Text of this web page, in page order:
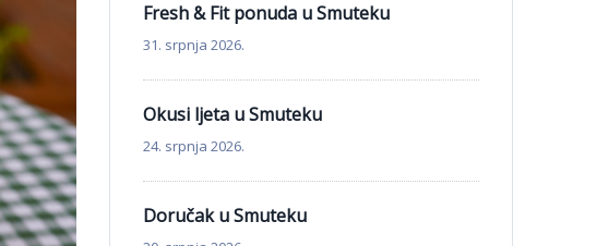
Fresh & Fit ponuda u Smuteku
31. srpnja 2026.
Okusi ljeta u Smuteku
24. srpnja 2026.
Doručak u Smuteku